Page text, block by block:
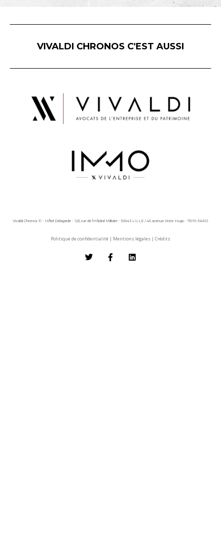
VIVALDI CHRONOS C'EST AUSSI
Vivaldi Chronos © - Hôtel Delagarde - 120, rue de l'Hôpital Militaire - 59043 LILLE / 45 avenue Victor Hugo - 75116 PARIS
Politique de confidentialité | Mentions légales | Crédits